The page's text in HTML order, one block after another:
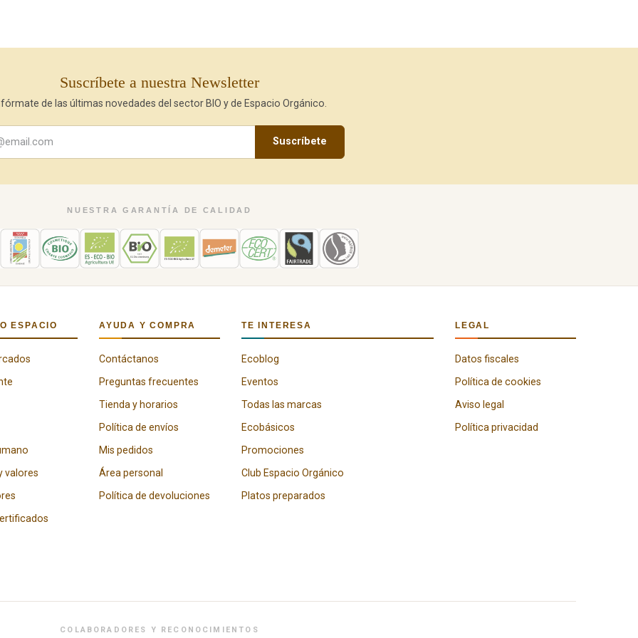
Suscríbete a nuestra Newsletter
de las últimas novedades del sector BIO y de Espacio Orgánico.
Suscríbete
NUESTRA GARANTÍA DE CALIDAD
ESPACIO
valores
AYUDA Y COMPRA
Contáctanos
Preguntas frecuentes
Tienda y horarios
Política de envíos
Mis pedidos
Área personal
Política de devoluciones
TE INTERESA
Ecoblog
Eventos
Todas las marcas
Ecobásicos
Promociones
Club Espacio Orgánico
Platos preparados
LEGAL
Datos fiscales
Política de cookies
Aviso legal
Política privacidad
COLABORADORES Y RECONOCIMIENTOS